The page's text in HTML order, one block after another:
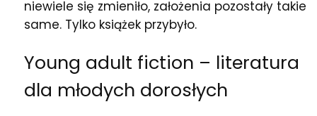
niewiele się zmieniło, założenia pozostały takie
same. Tylko książek przybyło.
Young adult fiction – literatura
dla młodych dorosłych